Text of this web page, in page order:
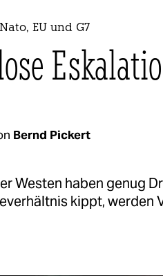
EU und G7
Bernd Pickert
Westen haben genug
kippt, werden